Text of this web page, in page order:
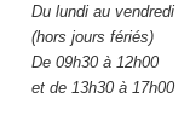
Du lundi au vendredi
(hors jours fériés)
De 09h30 à 12h00
et de 13h30 à 17h00